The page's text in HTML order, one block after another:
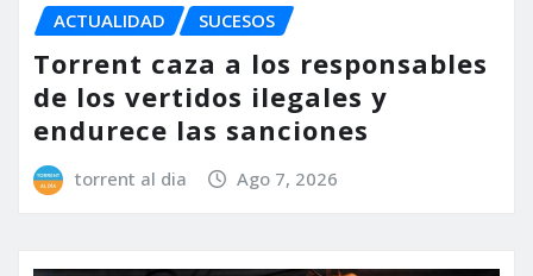
ACTUALIDAD SUCESOS
Torrent caza a los responsables
de los vertidos ilegales y
endurece las sanciones
torrent al dia Ago 7, 2026